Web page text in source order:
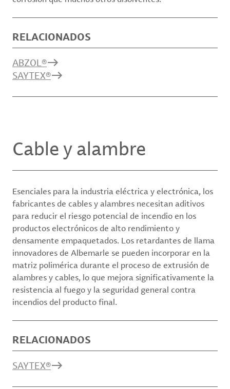
RELACIONADOS
ABZOL®
SAYTEX®
Cable y alambre
Esenciales para la industria eléctrica y electrónica, los
fabricantes de cables y alambres necesitan aditivos
para reducir el riesgo potencial de incendio en los
productos electrónicos de alto rendimiento y
densamente empaquetados. Los retardantes de llama
innovadores de Albemarle se pueden incorporar en la
matriz polimérica durante el proceso de extrusión de
alambres y cables, lo que mejora significativamente la
resistencia al fuego y la seguridad general contra
incendios del producto final.
RELACIONADOS
SAYTEX®